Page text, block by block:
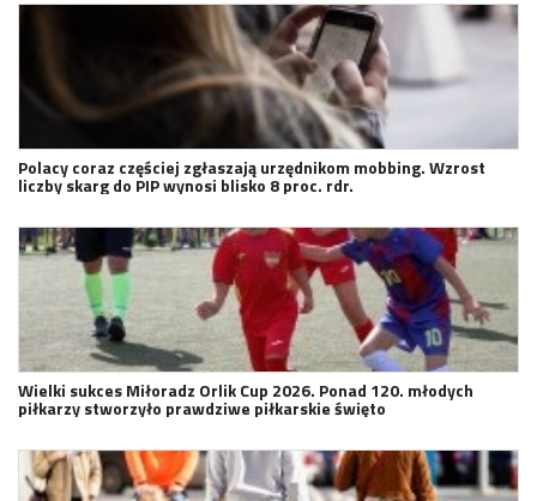
Polacy coraz częściej zgłaszają urzędnikom mobbing. Wzrost
liczby skarg do PIP wynosi blisko 8 proc. rdr.
Wielki sukces Miłoradz Orlik Cup 2026. Ponad 120. młodych
piłkarzy stworzyło prawdziwe piłkarskie święto